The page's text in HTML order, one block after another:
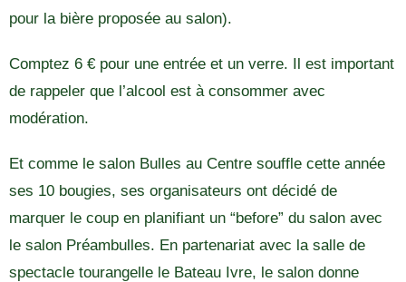
pour la bière proposée au salon).
Comptez 6 € pour une entrée et un verre. Il est important
de rappeler que l’alcool est à consommer avec
modération.
Et comme le salon Bulles au Centre souffle cette année
ses 10 bougies, ses organisateurs ont décidé de
marquer le coup en planifiant un “before” du salon avec
le salon Préambulles. En partenariat avec la salle de
spectacle tourangelle le Bateau Ivre, le salon donne